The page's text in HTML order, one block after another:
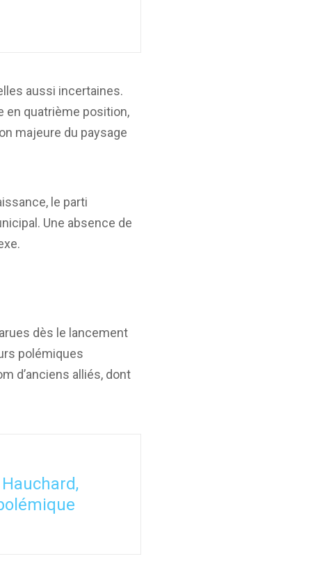
aussi incertaines.
en quatrième position,
majeure du paysage
le parti
Une absence de
dès le lancement
polémiques
d’anciens alliés, dont